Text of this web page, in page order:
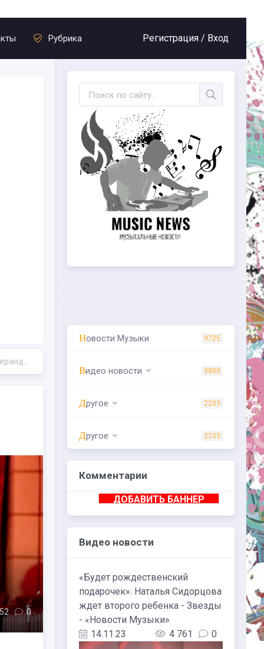
Рубрика Регистрация / Вход
0
Новости Музыки 9725
Видео новости 3800
Другое 2233
Другое 2233
Комментарии
ДОБАВИТЬ БАННЕР
Видео новости
«Будет рождественский
подарочек»: Наталья Сидорцова
ждет второго ребенка - Звезды
- «Новости Музыки»
14.11.23
4 761 0